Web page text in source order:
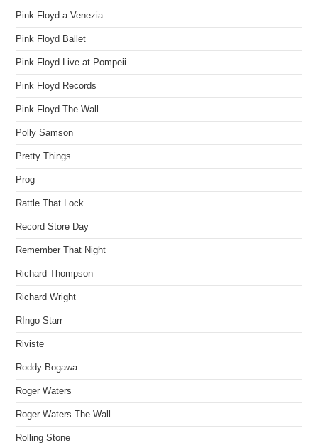
Pink Floyd a Venezia
Pink Floyd Ballet
Pink Floyd Live at Pompeii
Pink Floyd Records
Pink Floyd The Wall
Polly Samson
Pretty Things
Prog
Rattle That Lock
Record Store Day
Remember That Night
Richard Thompson
Richard Wright
RIngo Starr
Riviste
Roddy Bogawa
Roger Waters
Roger Waters The Wall
Rolling Stone